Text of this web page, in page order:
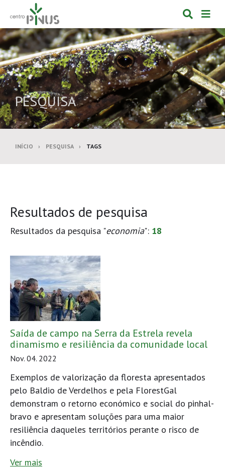
Alternar
de
de
PESQUISA
INÍCIO PESQUISA TAGS
Resultados de pesquisa
Resultados da pesquisa "economia": 18
Saída de campo na Serra da Estrela revela
dinamismo e resiliência da comunidade local
Nov. 04. 2022
Exemplos de valorização da floresta apresentados
pelo Baldio de Verdelhos e pela FlorestGal
demonstram o retorno económico e social do pinhal-
bravo e apresentam soluções para uma maior
resiliência daqueles territórios perante o risco de
incêndio.
Ver mais